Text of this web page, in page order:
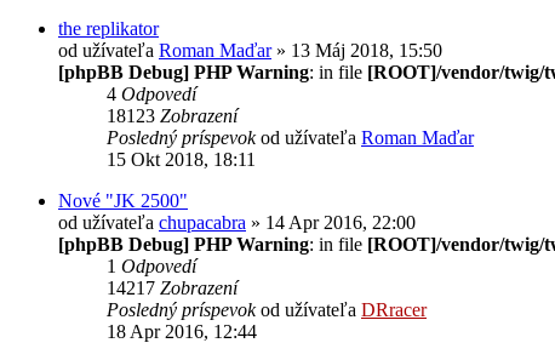
the replikator
od užívateľa Roman Maďar» 13 Máj 2018, 15:50
[phpBB Debug] PHP Warning: in file [ROOT]/vendor/twig/
4 Odpovedí
18123 Zobrazení
Posledný príspevokod užívateľa Roman Maďar
15 Okt 2018, 18:11
Nové "JK 2500"
od užívateľa chupacabra » 14 Apr 2016, 22:00
[phpBB Debug] PHP Warning: in file [ROOT]/vendor/twig/
1 Odpovedí
14217 Zobrazení
Posledný príspevokod užívateľa DRracer
18 Apr 2016, 12:44